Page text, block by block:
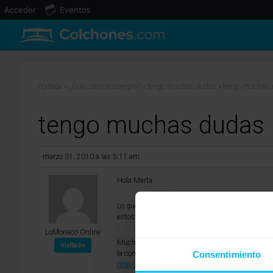
Consentimiento
tengo muchas dudas
marzo 31, 2010 a las 5:11 am
LoMonaco Online
Invitado
Hola Marta:
Lo que proporciona la firmeza a lo largo de todo
estos factores de los que hablamos para que os
Muchas personas referían el mismo problema
la combinación de materiales en el núcleo, se
http://www.grupolomonaco.com/
Acceder Eventos